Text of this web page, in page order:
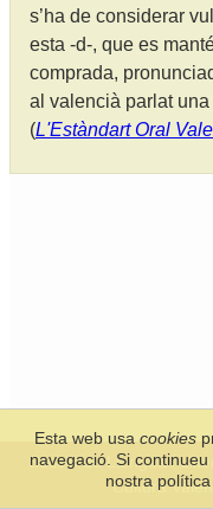
s’ha de considerar
esta -d-, que es
comprada,
al valencià parlat
(L'Estàndart Oral
Secció de Llengua i
Cultura
Esta web usacookies
navegació. Si
nostra